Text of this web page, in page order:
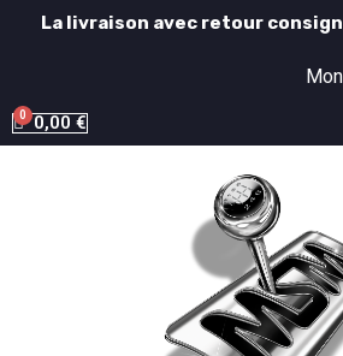
La livraison avec retour
0,00 €